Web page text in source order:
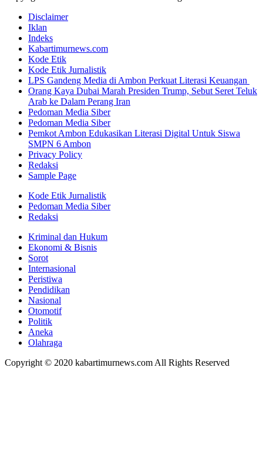
Disclaimer
Iklan
Indeks
Kabartimurnews.com
Kode Etik
Kode Etik Jurnalistik
LPS Gandeng Media di Ambon Perkuat Literasi Keuangan
Orang Kaya Dubai Marah Presiden Trump, Sebut Seret Teluk
Arab ke Dalam Perang Iran
Pedoman Media Siber
Pedoman Media Siber
Pemkot Ambon Edukasikan Literasi Digital Untuk Siswa
SMPN 6 Ambon
Privacy Policy
Redaksi
Sample Page
Kode Etik Jurnalistik
Pedoman Media Siber
Redaksi
Kriminal dan Hukum
Ekonomi & Bisnis
Sorot
Internasional
Peristiwa
Pendidikan
Nasional
Otomotif
Politik
Aneka
Olahraga
Copyright © 2020 kabartimurnews.com All Rights Reserved